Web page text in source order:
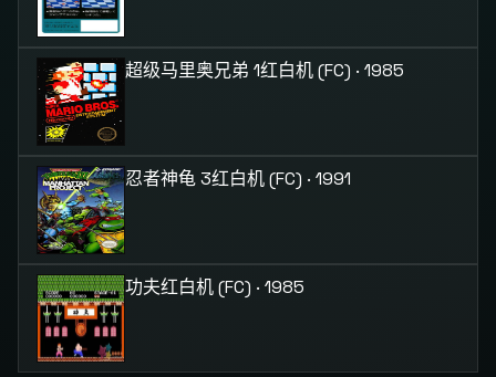
超级马里奥兄弟 1红白机 (FC) · 1985
忍者神龟 3红白机 (FC) · 1991
功夫红白机 (FC) · 1985